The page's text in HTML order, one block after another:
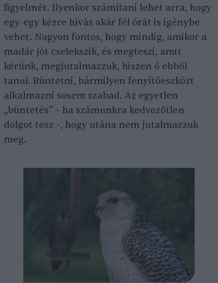
figyelmét. Ilyenkor számítani lehet arra, hogy
egy-egy kézre hívás akár fél órát is igénybe
vehet. Nagyon fontos, hogy mindig, amikor a
madár jót cselekszik, és megteszi, amit
kérünk, megjutalmazzuk, hiszen ő ebből
tanul. Büntetni, bármilyen fenyítőeszközt
alkalmazni sosem szabad. Az egyetlen
„büntetés” – ha számunkra kedvezőtlen
dolgot tesz –, hogy utána nem jutalmazzuk
meg.